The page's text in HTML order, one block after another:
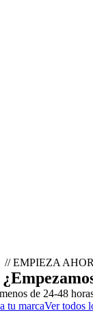
// EMPIEZA
¿Empezamo
de 24-48
tu marcaVer todos